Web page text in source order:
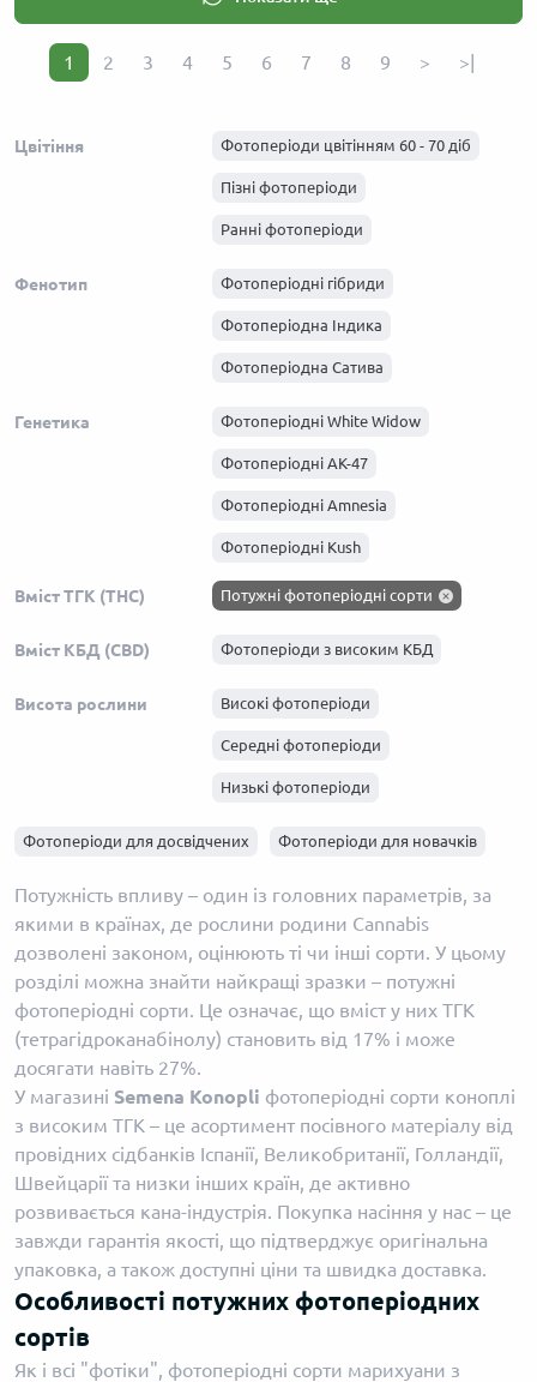
1 2 3 4 5 6 7 8 9 > >|
Цвітіння Фотоперіоди цвітінням 60 - 70 діб
Пізні фотоперіоди
Ранні фотоперіоди
Фенотип Фотоперіодні гібриди
Фотоперіодна Індика
Фотоперіодна Сатива
Генетика Фотоперіодні White Widow
Фотоперіодні АК-47
Фотоперіодні Amnesia
Фотоперіодні Kush
Фотоперіодні Haze
Вміст ТГК (THC) Потужні фотоперіодні сорти
Вміст КБД (CBD) Фотоперіоди з високим КБД
Висота рослини Високі фотоперіоди
Середні фотоперіоди
Низькі фотоперіоди
Фотоперіоди для досвідчених Фотоперіоди для новачків
Потужність впливу – один із головних параметрів, за
якими в країнах, де рослини родини Cannabis
дозволені законом, оцінюють ті чи інші сорти. У цьому
розділі можна знайти найкращі зразки – потужні
фотоперіодні сорти. Це означає, що вміст у них ТГК
(тетрагідроканабінолу) становить від 17% і може
досягати навіть 27%.
У магазині Semena Konopli фотоперіодні сорти коноплі
з високим ТГК – це асортимент посівного матеріалу від
провідних сідбанків Іспанії, Великобританії, Голландії,
Швейцарії та низки інших країн, де активно
розвивається кана-індустрія. Покупка насіння у нас – це
завжди гарантія якості, що підтверджує оригінальна
упаковка, а також доступні ціни та швидка доставка.
Особливості потужних фотоперіодних
сортів
Як і всі "фотіки", фотоперіодні сорти марихуани з